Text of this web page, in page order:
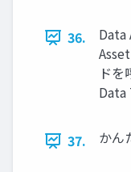
36.
Data
ド
Data
37. かん